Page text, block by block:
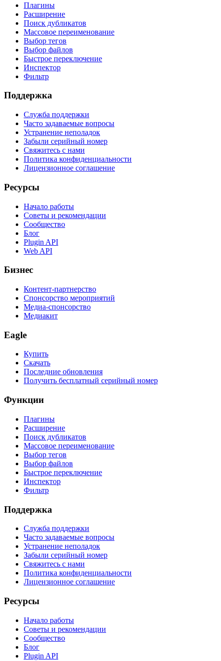
Плагины
Расширение
Поиск дубликатов
Массовое переименование
Выбор тегов
Выбор файлов
Быстрое переключение
Инспектор
Фильтр
Поддержка
Служба поддержки
Часто задаваемые вопросы
Устранение неполадок
Забыли серийный номер
Свяжитесь с нами
Политика конфиденциальности
Лицензионное соглашение
Ресурсы
Начало работы
Советы и рекомендации
Сообщество
Блог
Plugin API
Web API
Бизнес
Контент-партнерство
Спонсорство мероприятий
Медиа-спонсорство
Медиакит
Eagle
Купить
Скачать
Последние обновления
Получить бесплатный серийный номер
Функции
Плагины
Расширение
Поиск дубликатов
Массовое переименование
Выбор тегов
Выбор файлов
Быстрое переключение
Инспектор
Фильтр
Поддержка
Служба поддержки
Часто задаваемые вопросы
Устранение неполадок
Забыли серийный номер
Свяжитесь с нами
Политика конфиденциальности
Лицензионное соглашение
Ресурсы
Начало работы
Советы и рекомендации
Сообщество
Блог
Plugin API